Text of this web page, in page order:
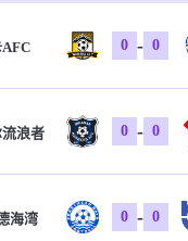
0 - 0
浪者 0 - 0
海湾 0 - 0